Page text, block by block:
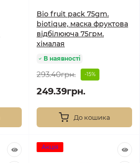
Bio fruit pack 75gm.
biotique, маска фруктова
відбілююча 75грм.
хімалая
В наявності
293.40грн. -15%
249.39грн.
До кошика
Акція